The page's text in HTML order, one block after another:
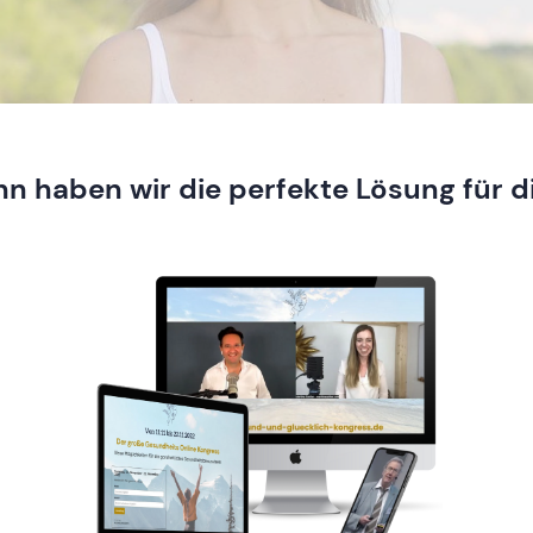
haben wir die perfekte Lösung für